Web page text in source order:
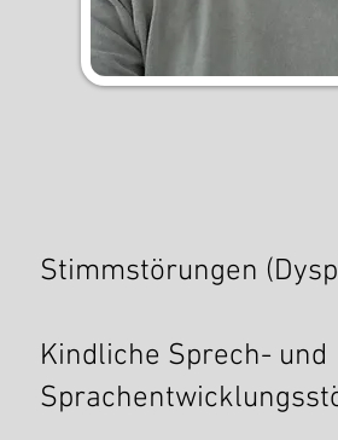
Stimmstörungen
Kindliche Sprech- und